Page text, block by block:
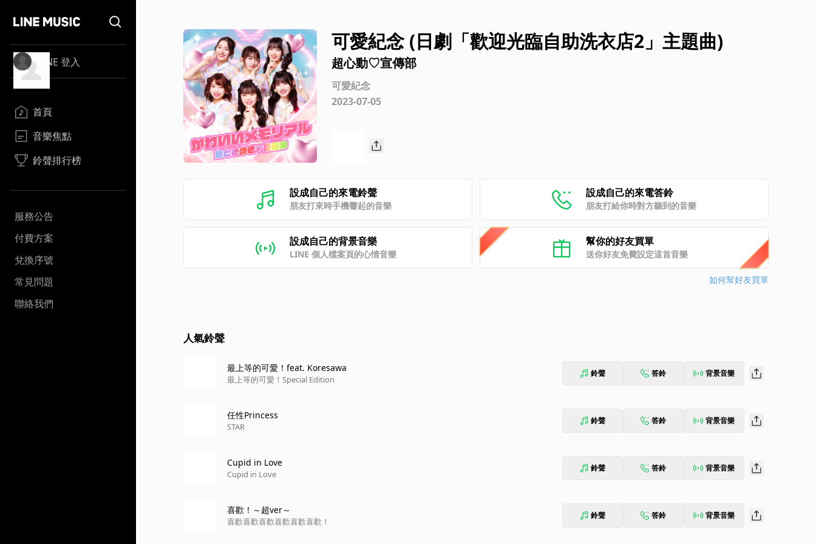
LINE 登入
首頁
音樂焦點
鈴聲排行榜
服務公告
付費方案
兌換序號
常見問題
聯絡我們
可愛紀念 (日劇「歡迎光臨自助洗衣店2」主題曲)
超心動♡宣傳部
可愛紀念
2023-07-05
設成自己的來電鈴聲
朋友打來時手機響起的音樂
設成自己的來電答鈴
朋友打給你時對方聽到的音樂
設成自己的背景音樂
LINE 個人檔案頁的心情音樂
幫你的好友買單
送你好友免費設定這首音樂
如何幫好友買單
人氣鈴聲
最上等的可愛！feat. Koresawa
最上等的可愛！Special Edition
鈴聲 答鈴 背景音樂
任性Princess
STAR
鈴聲 答鈴 背景音樂
Cupid in Love
Cupid in Love
鈴聲 答鈴 背景音樂
喜歡！～超ver～
喜歡喜歡喜歡喜歡喜歡喜歡！
鈴聲 答鈴 背景音樂